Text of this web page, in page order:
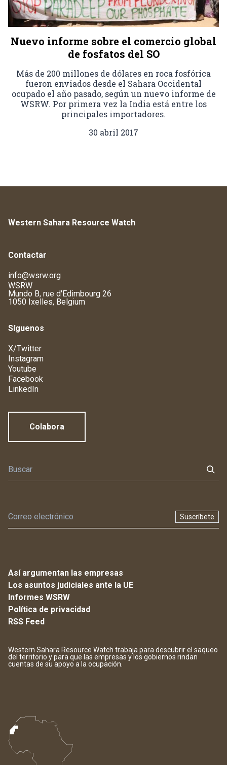
Nuevo informe sobre el comercio global
de fosfatos del SO
Más de 200 millones de dólares en roca fosfórica
fueron enviados desde el Sahara Occidental
ocupado el año pasado, según un nuevo informe de
WSRW. Por primera vez la India está entre los
principales importadores.
30 abril 2017
Western Sahara Resource Watch
Contactar
info@wsrw.org
WSRW
Mundo B, rue d'Edimbourg 26
1050 Ixelles, Belgium
Síguenos
X/Twitter
Instagram
Youtube
Facebook
LinkedIn
Colabora
Suscríbete
Así argumentan las empresas
Los asuntos judiciales ante la UE
Informes WSRW
Política de privacidad
RSS Feed
Western Sahara Resource Watch trabaja para descubrir el saqueo
del territorio y para que las empresas y los gobiernos rindan
cuentas de su apoyo a la ocupación.